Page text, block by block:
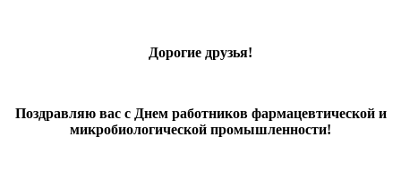
Дорогие друзья!
Поздравляю вас с Днем работников фармацевтической и
микробиологической промышленности!